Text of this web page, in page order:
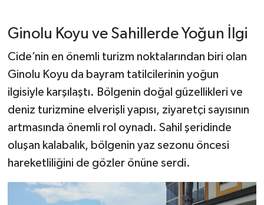
Ginolu Koyu ve Sahillerde Yoğun İlgi
Cide’nin en önemli turizm noktalarından biri olan
Ginolu Koyu da bayram tatilcilerinin yoğun
ilgisiyle karşılaştı. Bölgenin doğal güzellikleri ve
deniz turizmine elverişli yapısı, ziyaretçi sayısının
artmasında önemli rol oynadı. Sahil şeridinde
oluşan kalabalık, bölgenin yaz sezonu öncesi
hareketliliğini de gözler önüne serdi.